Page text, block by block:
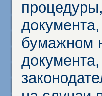
бумажном